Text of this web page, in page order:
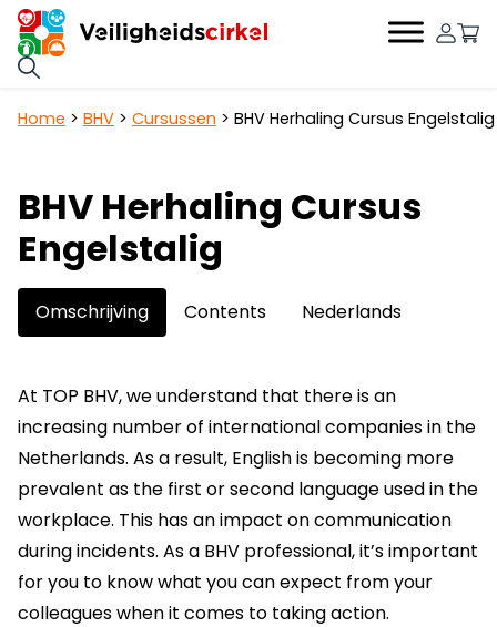
Hoofdnavigatie
Home > BHV > Cursussen > BHV Herhaling Cursus Engelstalig
BHV Herhaling Cursus
Engelstalig
Omschrijving Contents Nederlands
At TOP BHV, we understand that there is an
increasing number of international companies in the
Netherlands. As a result, English is becoming more
prevalent as the first or second language used in the
workplace. This has an impact on communication
during incidents. As a BHV professional, it’s important
for you to know what you can expect from your
colleagues when it comes to taking action.